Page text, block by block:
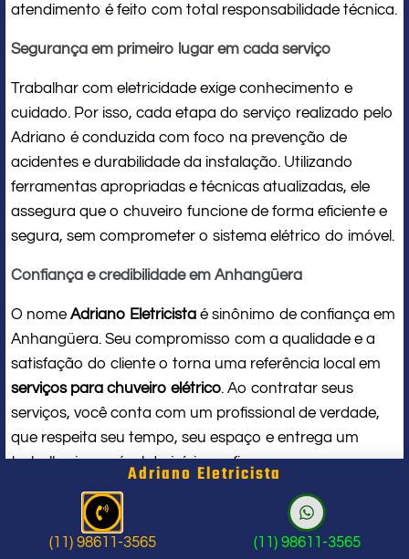
atendimento é feito com total responsabilidade técnica.
Segurança em primeiro lugar em cada serviço
Trabalhar com eletricidade exige conhecimento e
cuidado. Por isso, cada etapa do serviço realizado pelo
Adriano é conduzida com foco na prevenção de
acidentes e durabilidade da instalação. Utilizando
ferramentas apropriadas e técnicas atualizadas, ele
assegura que o chuveiro funcione de forma eficiente e
segura, sem comprometer o sistema elétrico do imóvel.
Confiança e credibilidade em Anhangüera
O nome Adriano Eletricista é sinônimo de confiança em
Anhangüera. Seu compromisso com a qualidade e a
satisfação do cliente o torna uma referência local em
serviços para chuveiro elétrico. Ao contratar seus
serviços, você conta com um profissional de verdade,
que respeita seu tempo, seu espaço e entrega um
trabalho impecável do início ao fim.
Problema com chuveiro: sinais que
indicam a hora de chamar um
Adriano Eletricista
(11) 98611-3565 (11) 98611-3565